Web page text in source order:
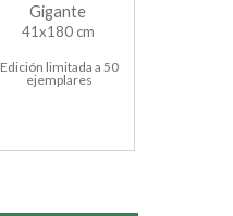
Gigante
41x180 cm
Edición limitada a 50
ejemplares